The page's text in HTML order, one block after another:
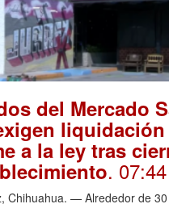
del Mercado
liquidación
a la ley tras
. 07:44
Chihuahua. — Alrededor de 30